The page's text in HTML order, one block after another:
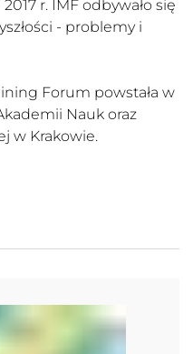
r. IMF odbywało się
- problemy i
Forum powstała w
Nauk oraz
w Krakowie.